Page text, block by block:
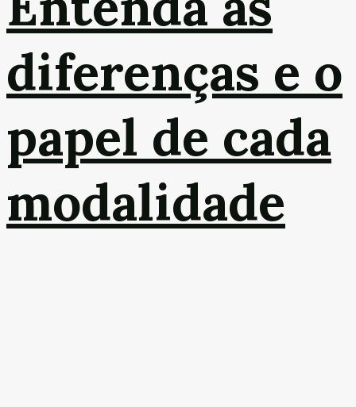
diferenças e o
papel de cada
modalidade